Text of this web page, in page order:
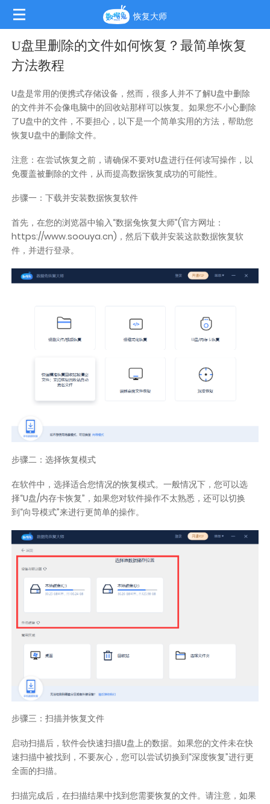
恢复大师
U盘里删除的文件如何恢复？最简单恢复
方法教程
U盘是常用的便携式存储设备，然而，很多人并不了解U盘中删除
的文件并不会像电脑中的回收站那样可以恢复。如果您不小心删除
了U盘中的文件，不要担心，以下是一个简单实用的方法，帮助您
恢复U盘中的删除文件。
注意：在尝试恢复之前，请确保不要对U盘进行任何读写操作，以
免覆盖被删除的文件，从而提高数据恢复成功的可能性。
步骤一：下载并安装数据恢复软件
首先，在您的浏览器中输入“数据兔恢复大师”(官方网址：
https://www.soouya.cn)，然后下载并安装这款数据恢复软
件，并进行登录。
步骤二：选择恢复模式
在软件中，选择适合您情况的恢复模式。一般情况下，您可以选
择“U盘/内存卡恢复”，如果您对软件操作不太熟悉，还可以切换
到“向导模式”来进行更简单的操作。
步骤三：扫描并恢复文件
启动扫描后，软件会快速扫描U盘上的数据。如果您的文件未在快
速扫描中被找到，不要灰心，您可以尝试切换到“深度恢复”进行更
全面的扫描。
扫描完成后，在扫描结果中找到您需要恢复的文件。请注意，如果